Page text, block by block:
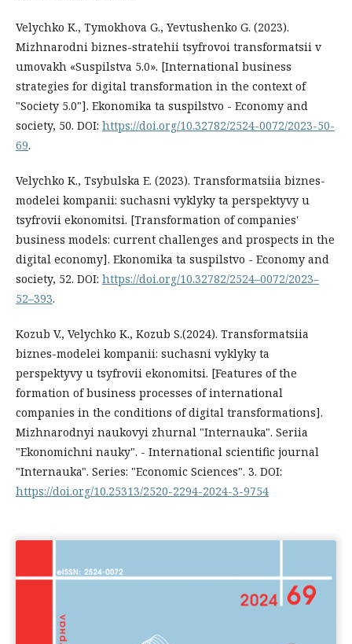
Velychko K., Tymokhova G., Yevtushenko G. (2023).
Mizhnarodni biznes-stratehii tsyfrovoi transformatsii v
umovakh «Suspilstva 5.0». [International business
strategies for digital transformation in the context of
"Society 5.0"]. Ekonomika ta suspilstvo - Economy and
society, 50. DOI: https://doi.org/10.32782/2524-0072/2023-50-
69.
Velychko K., Tsybulska E. (2023). Transformatsiia biznes-
modelei kompanii: suchasni vyklyky ta perspektyvy u
tsyfrovii ekonomitsi. [Transformation of companies'
business models: current challenges and prospects in the
digital economy]. Ekonomika ta suspilstvo - Economy and
society, 52. DOI: https://doi.org/10.32782/2524–0072/2023–
52–393.
Kozub V., Velychko K., Kozub S.(2024). Transformatsiia
biznes-modelei kompanii: suchasni vyklyky ta
perspektyvy u tsyfrovii ekonomitsi. [Features of the
formation of business processes of international
companies in the conditions of digital transformations].
Mizhnarodnyi naukovyi zhurnal "Internauka". Seriia
"Ekonomichni nauky". - International scientific journal
"Internauka". Series: "Economic Sciences". 3. DOI:
https://doi.org/10.25313/2520-2294-2024-3-9754